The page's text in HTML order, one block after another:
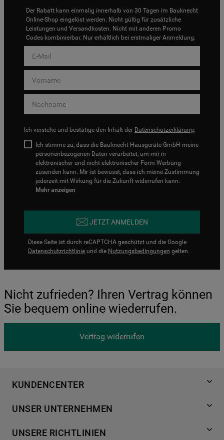
Der Rabatt kann einmalig innerhalb von 30 Tagen im Bauknecht
Online-Shop eingelöst werden. Nicht gültig für zusätzliche
Leistungen und Versandkosten. Nicht mit anderen Promo
Codes kombinierbar. Nur erhältlich bei erstmaliger Anmeldung.
Ich verstehe und bestätige den Inhalt der Datenschutzerklärung.
Ich stimme zu, dass die Bauknecht Hausgeräte GmbH meine
personenbezogenen Daten verarbeitet, um mir in
elektronischer und nicht elektronischer Form Werbung
zusenden kann. Mir ist bewusst, dass ich meine Zustimmung
jederzeit mit Wirkung für die Zukunft widerrufen kann.
Mehr anzeigen
JETZT ANMELDEN
Diese Seite ist durch reCAPTCHA geschützt und die Google
Datenschutzrichtlinie und die Nutzungsbedingungen gelten.
Nicht zufrieden? Ihren Vertrag können
Sie bequem online wiederrufen.
Vertrag widerrufen
KUNDENCENTER
Händlersuche
Häufige Fragen
UNSER UNTERNEHMEN
Für Händler
UNSERE RICHTLINIEN